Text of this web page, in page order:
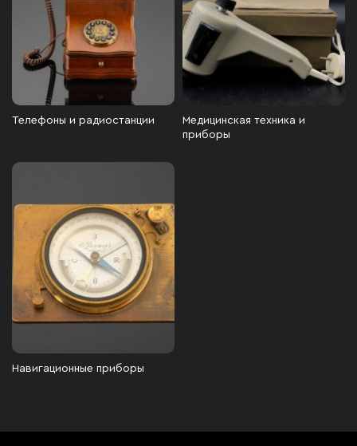
Телефоны и радиостанции
Медицинская техника и
приборы
Навигационные приборы